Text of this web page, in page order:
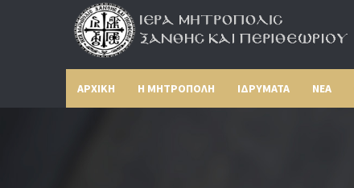
ΑΡΧΙΚΗ Η ΜΗΤΡΟΠΟΛΗ ΙΔΡΥΜΑΤΑ ΝΕΑ